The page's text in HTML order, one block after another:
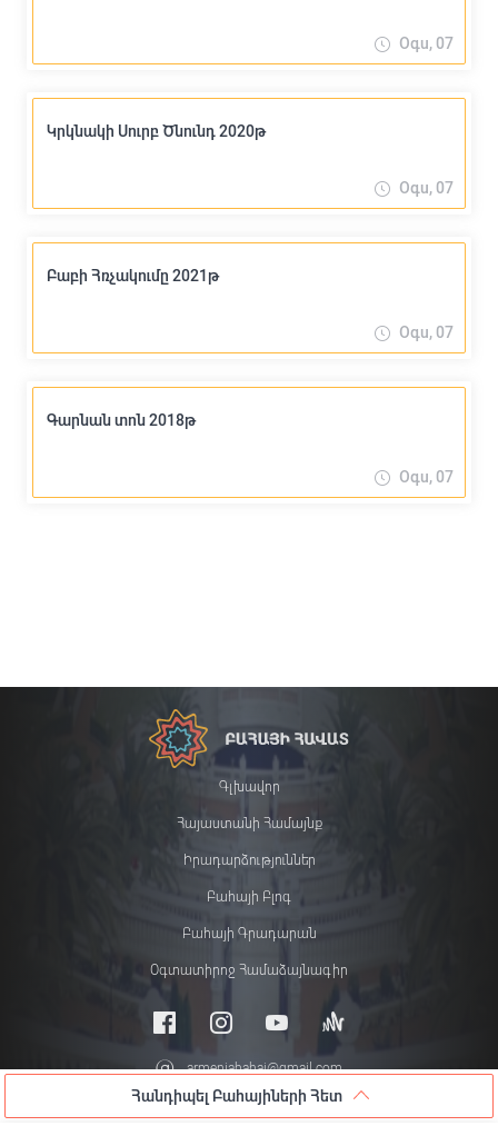
Հանդիպել Բահայիների Հետ
Օգս, 07
Օգս, 07
Կրկնակի Սուրբ Ծնունդ 2020թ
Օգս, 07
Բաբի Հռչակումը 2021թ
Օգս, 07
Գարնան տոն 2018թ
Գլխավոր
Հայաստանի Համայնք
Իրադարձություններ
Բահայի Բլոգ
Բահայի Գրադարան
Օգտատիրոջ Համաձայնագիր
armeniabahai@gmail.com